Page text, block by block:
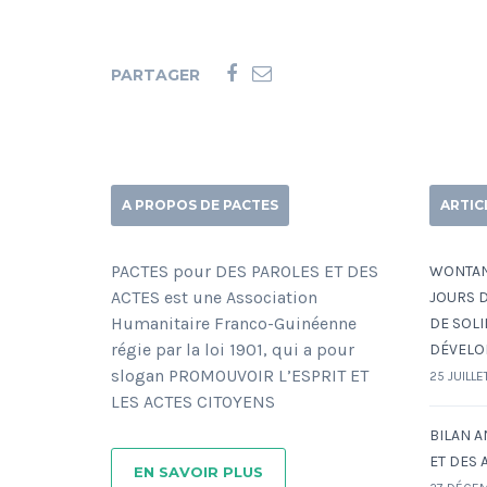
PARTAGER
A PROPOS DE PACTES
PACTES pour DES PAROLES ET DES
ACTES est une Association
Humanitaire Franco-Guinéenne
régie par la loi 1901, qui a pour
slogan PROMOUVOIR L’ESPRIT ET
LES ACTES CITOYENS
EN SAVOIR PLUS
JOURS
DE
25
BILAN
ET DES